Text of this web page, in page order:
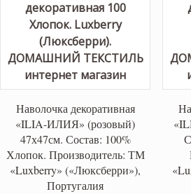
Наволочка декоративная
«ILIA-ИЛИЯ» (розовый)
47х47см. Состав: 100%
Хлопок. Производитель: ТМ
«Luxberry» («Люксберри»),
Португалия